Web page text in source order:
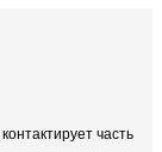
часть